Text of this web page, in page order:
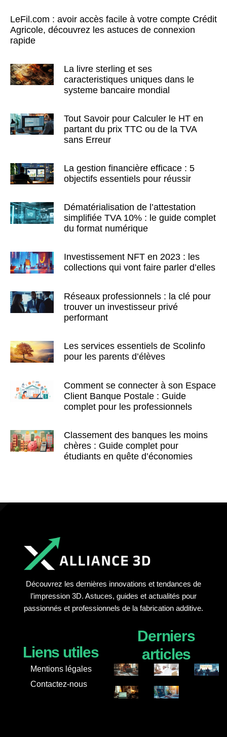
LeFil.com : avoir accès facile à votre compte Crédit
Agricole, découvrez les astuces de connexion
rapide
La livre sterling et ses
caracteristiques uniques dans le
systeme bancaire mondial
Tout Savoir pour Calculer le HT en
partant du prix TTC ou de la TVA
sans Erreur
La gestion financière efficace : 5
objectifs essentiels pour réussir
Dématérialisation de l’attestation
simplifiée TVA 10% : le guide complet
du format numérique
Investissement NFT en 2023 : les
collections qui vont faire parler d’elles
Réseaux professionnels : la clé pour
trouver un investisseur privé
performant
Les services essentiels de Scolinfo
pour les parents d’élèves
Comment se connecter à son Espace
Client Banque Postale : Guide
complet pour les professionnels
Classement des banques les moins
chères : Guide complet pour
étudiants en quête d’économies
Découvrez les dernières innovations et tendances de
l’impression 3D. Astuces, guides et actualités pour
passionnés et professionnels de la fabrication additive.
Liens utiles
Mentions légales
Contactez-nous
Derniers
articles